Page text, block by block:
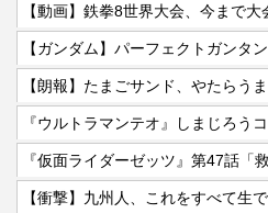
【ガンダム】パーフェクトガンタ
【朗報】たまごサンド、やたらう
『ウルトラマンテオ』しまじろう
『仮面ライダーゼッツ』第47話「
【衝撃】九州人、これをすべて生